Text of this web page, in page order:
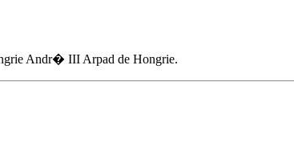
Andr� III Arpad de Hongrie.